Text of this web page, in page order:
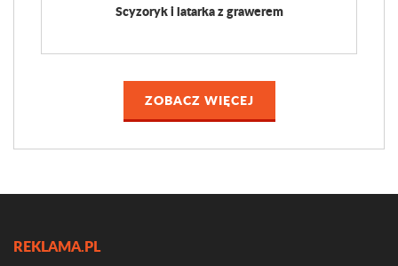
Scyzoryk i latarka z grawerem
ZOBACZ WIĘCEJ
REKLAMA.PL